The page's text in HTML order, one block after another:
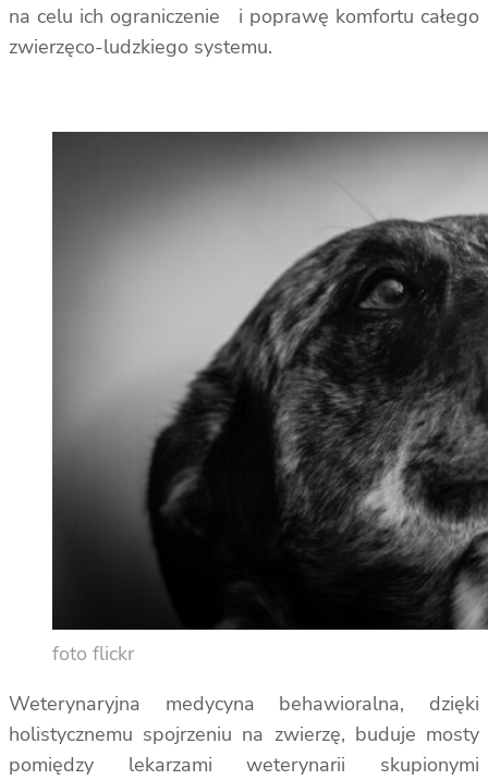
na celu ich ograniczenie i poprawę komfortu całego
zwierzęco-ludzkiego systemu.
foto flickr
Weterynaryjna medycyna behawioralna, dzięki
holistycznemu spojrzeniu na zwierzę, buduje mosty
pomiędzy lekarzami weterynarii skupionymi